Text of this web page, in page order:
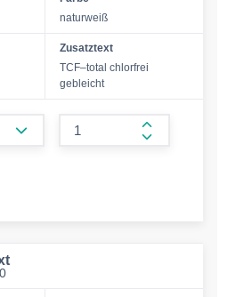
naturweiß
Zusatztext
TCF–total chlorfrei
gebleicht
form.increase-